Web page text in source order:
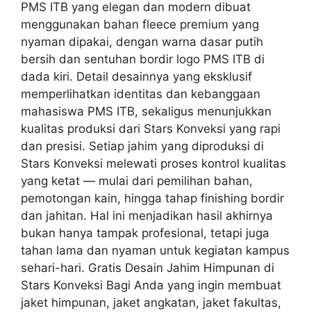
PMS ITB yang elegan dan modern dibuat
menggunakan bahan fleece premium yang
nyaman dipakai, dengan warna dasar putih
bersih dan sentuhan bordir logo PMS ITB di
dada kiri. Detail desainnya yang eksklusif
memperlihatkan identitas dan kebanggaan
mahasiswa PMS ITB, sekaligus menunjukkan
kualitas produksi dari Stars Konveksi yang rapi
dan presisi. Setiap jahim yang diproduksi di
Stars Konveksi melewati proses kontrol kualitas
yang ketat — mulai dari pemilihan bahan,
pemotongan kain, hingga tahap finishing bordir
dan jahitan. Hal ini menjadikan hasil akhirnya
bukan hanya tampak profesional, tetapi juga
tahan lama dan nyaman untuk kegiatan kampus
sehari-hari. Gratis Desain Jahim Himpunan di
Stars Konveksi Bagi Anda yang ingin membuat
jaket himpunan, jaket angkatan, jaket fakultas,